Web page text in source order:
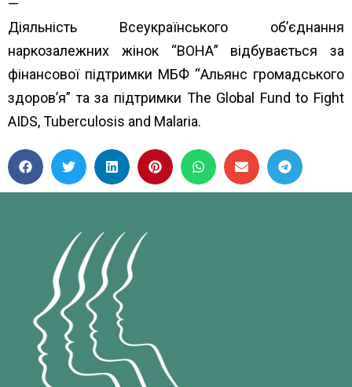
—
Діяльність Всеукраїнського об’єднання
наркозалежних жінок “ВОНА” відбувається за
фінансової підтримки МБФ “Альянс громадського
здоров’я”та за підтримки The Global Fund to Fight
AIDS, Tuberculosis and Malaria.